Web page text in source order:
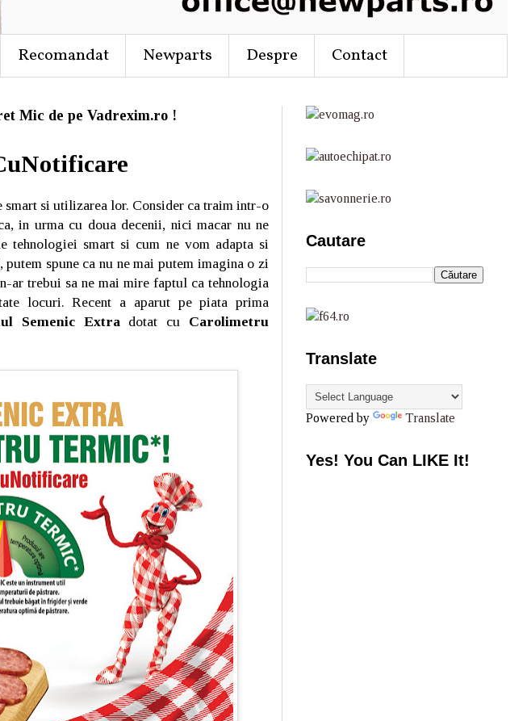
Recomandat Newparts Despre Contact
Mic de pe Vadrexim.ro !
si utilizarea lor. Consider ca traim intr-o
in urma cu doua decenii, nici macar nu ne
tehnologiei smart si cum ne vom adapta si
spune ca nu ne mai putem imagina o zi
ar trebui sa ne mai mire faptul ca tehnologia
locuri. Recent a aparut pe piata prima
Semenic Extra dotat cu Carolimetru
Cautare
Translate
Powered by Translate
Yes! You Can LIKE It!